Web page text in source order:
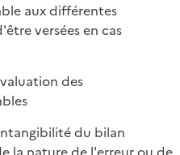
aux différentes
versées en cas
des
du bilan